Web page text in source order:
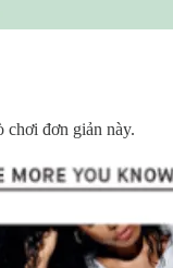
đơn giản này.